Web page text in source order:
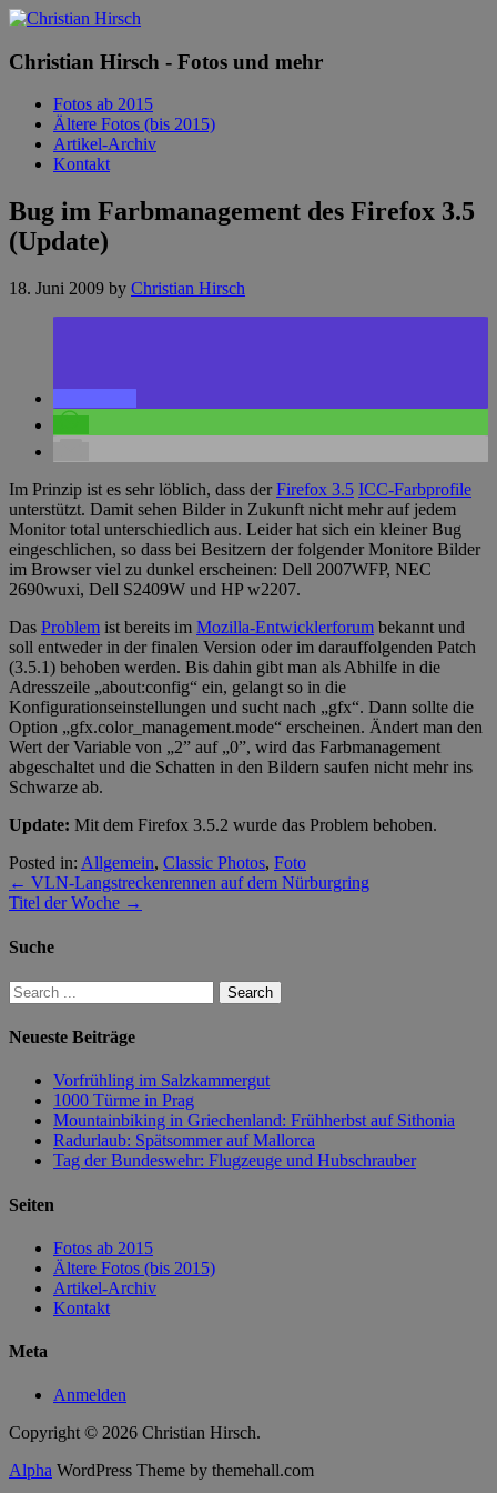
Christian Hirsch - Fotos und mehr
Fotos ab 2015
Ältere Fotos (bis 2015)
Artikel-Archiv
Kontakt
Bug im Farbmanagement des Firefox 3.5
(Update)
18. Juni 2009 by Christian Hirsch
Im Prinzip ist es sehr löblich, dass derFirefox 3.5 ICC-Farbprofile
unterstützt. Damit sehen Bilder in Zukunft nicht mehr auf jedem
Monitor total unterschiedlich aus. Leider hat sich ein kleiner Bug
eingeschlichen, so dass bei Besitzern der folgender Monitore Bilder
im Browser viel zu dunkel erscheinen: Dell 2007WFP, NEC
2690wuxi, Dell S2409W und HP w2207.
Das Problem ist bereits im Mozilla-Entwicklerforum bekannt und
soll entweder in der finalen Version oder im darauffolgenden Patch
(3.5.1) behoben werden. Bis dahin gibt man als Abhilfe in die
Adresszeile „about:config“ ein, gelangt so in die
Konfigurationseinstellungen und sucht nach „gfx“. Dann sollte die
Option „gfx.color_management.mode“ erscheinen. Ändert man den
Wert der Variable von „2” auf „0”, wird das Farbmanagement
abgeschaltet und die Schatten in den Bildern saufen nicht mehr ins
Schwarze ab.
Update: Mit dem Firefox 3.5.2 wurde das Problem behoben.
Posted in: Allgemein, Classic Photos, Foto
← VLN-Langstreckenrennen auf dem Nürburgring
Titel der Woche →
Suche
Neueste Beiträge
Vorfrühling im Salzkammergut
1000 Türme in Prag
Mountainbiking in Griechenland: Frühherbst auf Sithonia
Radurlaub: Spätsommer auf Mallorca
Tag der Bundeswehr: Flugzeuge und Hubschrauber
Seiten
Fotos ab 2015
Ältere Fotos (bis 2015)
Artikel-Archiv
Kontakt
Meta
Anmelden
Copyright © 2026 Christian Hirsch.
Alpha WordPress Theme by themehall.com